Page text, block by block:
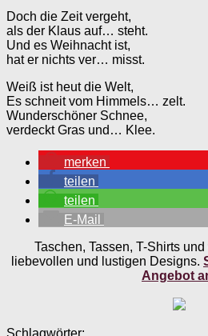
Doch die Zeit vergeht,
als der Klaus auf… steht.
Und es Weihnacht ist,
hat er nichts ver… misst.
Weiß ist heut die Welt,
Es schneit vom Himmels… zelt.
Wunderschöner Schnee,
verdeckt Gras und… Klee.
merken
teilen
teilen
E-Mail
Taschen, Tassen, T-Shirts
liebevollen und lustigen Designs.
Angebot
Schlagwörter: